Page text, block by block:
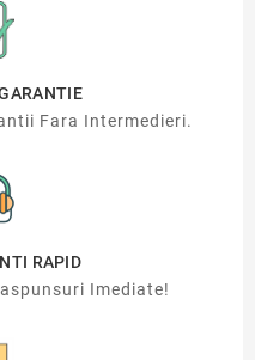
Fara Intermedieri.
RAPID
Imediate!